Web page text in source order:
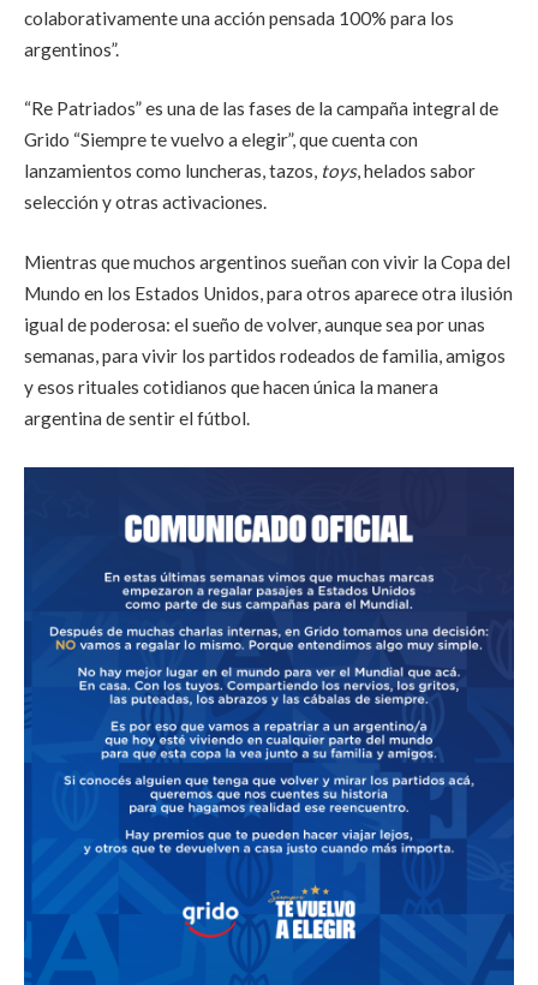
colaborativamente una acción pensada 100% para los
argentinos”.
“Re Patriados” es una de las fases de la campaña integral de
Grido “Siempre te vuelvo a elegir”, que cuenta con
lanzamientos como luncheras, tazos, toys, helados sabor
selección y otras activaciones.
Mientras que muchos argentinos sueñan con vivir la Copa del
Mundo en los Estados Unidos, para otros aparece otra ilusión
igual de poderosa: el sueño de volver, aunque sea por unas
semanas, para vivir los partidos rodeados de familia, amigos
y esos rituales cotidianos que hacen única la manera
argentina de sentir el fútbol.